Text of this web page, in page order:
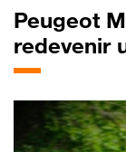
Peugeot
redevenir